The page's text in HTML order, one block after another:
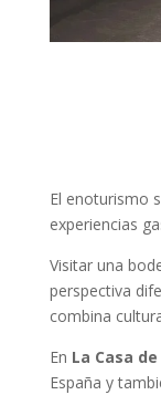
El enoturismo
experiencias
Visitar una
perspectiva
combina
En La Casa
España y